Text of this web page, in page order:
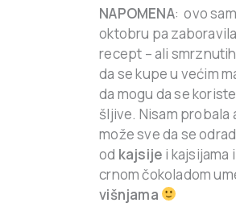
NAPOMENA: ovo
oktobru pa
recept – ali
da se kupe u većim
da mogu da se
šljive. Nisam probala
može sve da se
od kajsije i kajsijama
crnom čokoladom
višnjama